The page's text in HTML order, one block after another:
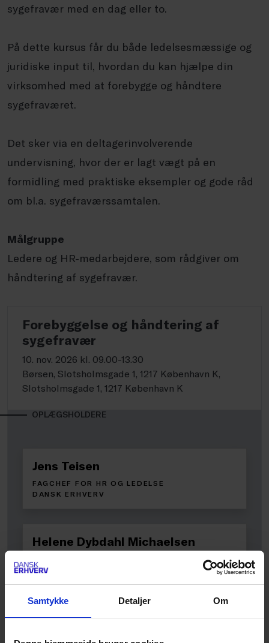
Samtykke Detaljer Om
sygefravær med en dag eller to.
På dette kursus får du både ledelsesmæssige og
juridiske input til, hvordan du kan hjælpe din
virksomhed med at forebygge og håndtere
sygefraværet.
Det sker via en deltagerinvolverende
undervisning, hvor der er lagt vægt på en
formidling med praktiske eksempler og gode råd
om bl.a. sygefraværssamtalen.
Målgruppe
Ledere og HR-medarbejdere, som rådgiver om
håndtering af sygefravær.
Forebyggelse og håndtering af
sygefravær
10. nov. 2026 kl. 09.00-13.30
Børsen, Slotsholmsgade 1, 1217 København K,
Slotsholmsgade 1, 1217 København K
OPLÆGSHOLDERE
Jens Teisen
FAGCHEF FOR HR OG LEDELSE
DANSK ERHVERV
Helene Dybdahl Michaelsen
DANSK ERHVERV
Frister